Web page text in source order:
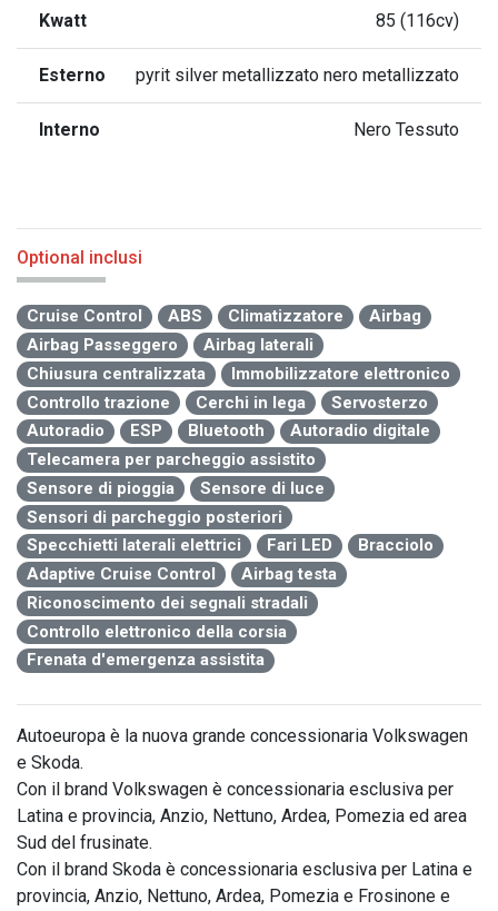
Kwatt 85 (116cv)
Esterno pyrit silver metallizzato nero metallizzato
Interno Nero Tessuto
Optional inclusi
Cruise Control ABS Climatizzatore
Airbag
Airbag Passeggero
Airbag laterali
Chiusura centralizzata
Immobilizzatore elettronico
Controllo trazione
Cerchi in lega
Servosterzo
Autoradio
ESP Bluetooth
Autoradio digitale
Telecamera per parcheggio assistito
Sensore di pioggia
Sensore di luce
Sensori di parcheggio posteriori
Specchietti laterali elettrici
Fari LED
Bracciolo
Adaptive Cruise Control
Airbag testa
Riconoscimento dei segnali stradali
Controllo elettronico della corsia
Frenata d'emergenza assistita
Autoeuropa è la nuova grande concessionaria Volkswagen
e Skoda.
Con il brand Volkswagen è concessionaria esclusiva per
Latina e provincia, Anzio, Nettuno, Ardea, Pomezia ed area
Sud del frusinate.
Con il brand Skoda è concessionaria esclusiva per Latina e
provincia, Anzio, Nettuno, Ardea, Pomezia e Frosinone e